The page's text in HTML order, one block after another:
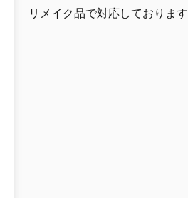
リメイク品で対応しております